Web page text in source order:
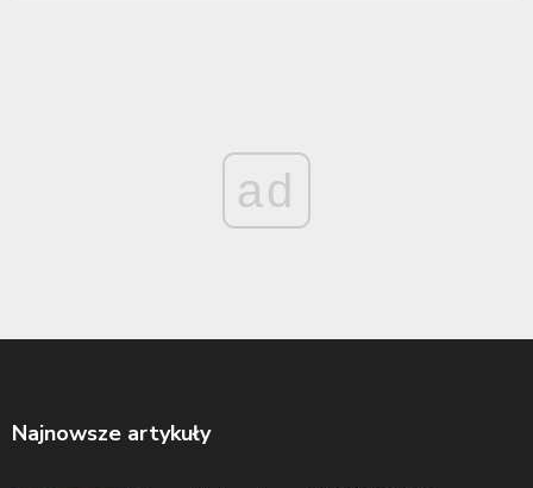
ad
Najnowsze artykuły